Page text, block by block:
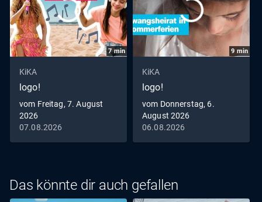
7min
KiKA
logo!
vom Freitag, 7. August
2026
07.08.2026
9 min
KiKA
logo!
vom Donnerstag, 6.
August 2026
06.08.2026
Das könnte dir auch gefallen